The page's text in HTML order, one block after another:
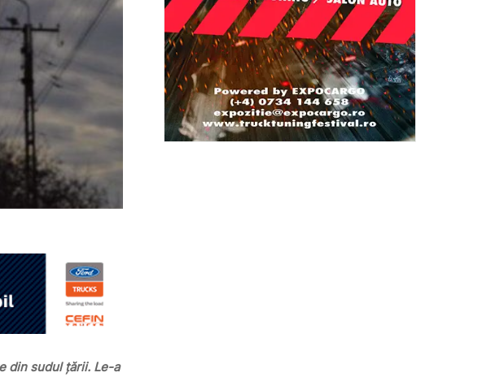
din sudul țării. Le-a